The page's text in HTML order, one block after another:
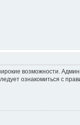
возможности.
ознакомиться с